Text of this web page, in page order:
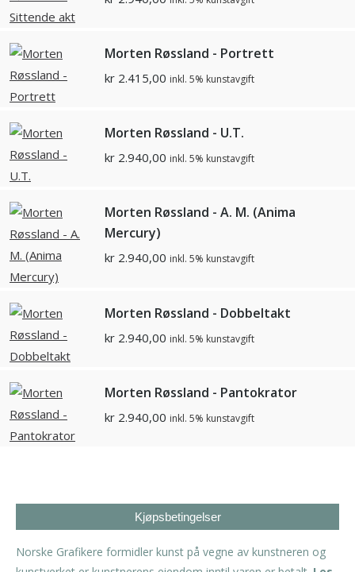
Morten Røssland - Portrett
kr 2.415,00 inkl. 5% kunstavgift
Morten Røssland - U.T.
kr 2.940,00 inkl. 5% kunstavgift
Morten Røssland - A. M. (Anima
Mercury)
kr 2.940,00 inkl. 5% kunstavgift
Morten Røssland - Dobbeltakt
kr 2.940,00 inkl. 5% kunstavgift
Morten Røssland - Pantokrator
kr 2.940,00 inkl. 5% kunstavgift
Kjøpsbetingelser
Norske Grafikere formidler kunst på vegne av kunstneren og